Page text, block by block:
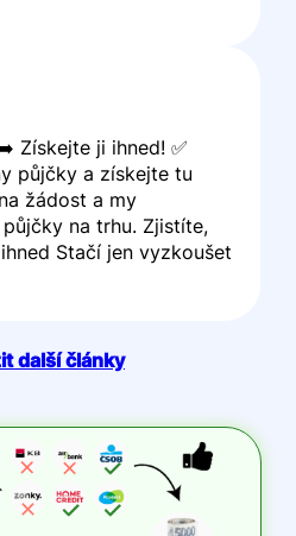
Získejte ji ihned! ✅
půjčky a získejte tu
žádost a my
na trhu. Zjistíte,
Stačí jen vyzkoušet
další články